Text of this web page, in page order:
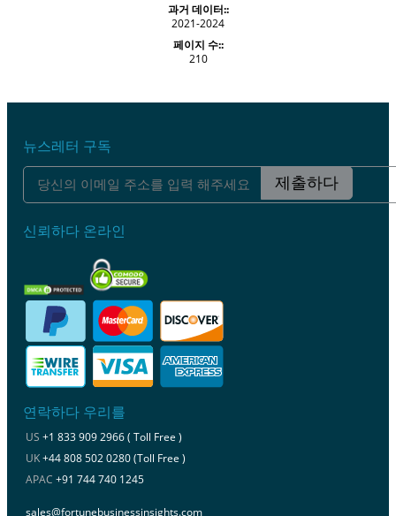
과거 데이터::
2021-2024
페이지 수::
210
뉴스레터 구독
제출하다
신뢰하다 온라인
연락하다 우리를
US +1 833 909 2966 ( Toll Free )
UK+44 808 502 0280 (Toll Free )
APAC +91 744 740 1245
sales@fortunebusinessinsights.com